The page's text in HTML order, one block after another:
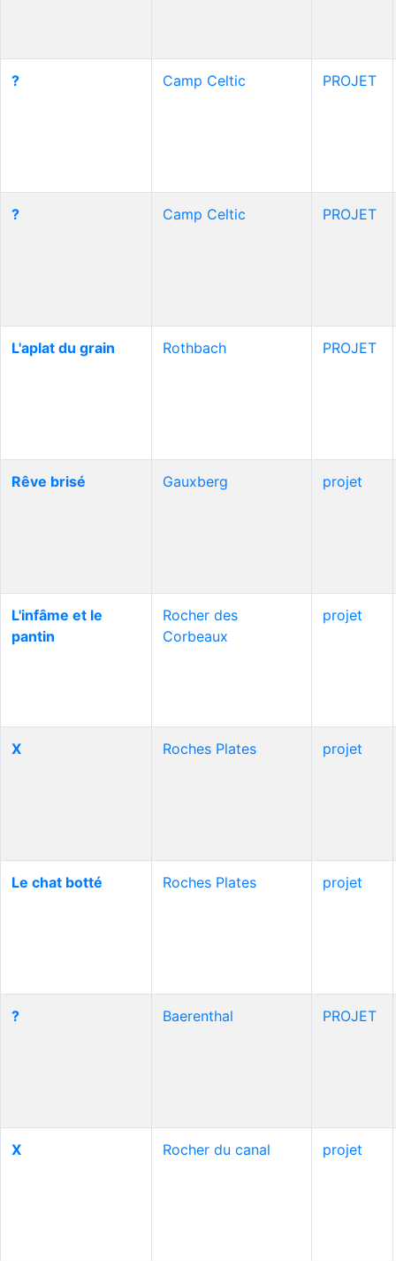
? Camp Celtic PROJET
? Camp Celtic PROJET
L'aplat du grain Rothbach PROJET
Rêve brisé Gauxberg projet
L'infâme et le
pantin
Rocher des
Corbeaux
projet
X Roches Plates projet
Le chat botté Roches Plates projet
? Baerenthal PROJET
X Rocher du canal projet